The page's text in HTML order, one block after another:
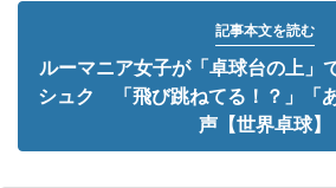
記事本文を読む
ルーマニア女子が「卓球台の上」
シュク 「飛び跳ねてる！？」「
声【世界卓球】